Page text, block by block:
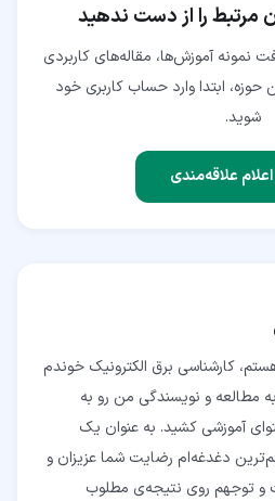
مرتبط را از دست ندهید
نمونه آموزش‌ها، مقاله‌های کاربردی
حوزه، ابتدا وارد حساب کاربری خود
شوید.
علاقه‌مندی
کارشناسی برق الکترونیک خوندم
مطالعه و نویسندگی من رو به
آموزشی کشید. به عنوان یک
دغدغه‌ام رضایت شما عزیزان و
و توجهم روی نتیجه‌ی مطلوب